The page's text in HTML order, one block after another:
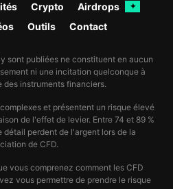
Crypto Airdrops ✦
Outils Contact
sont publiées ne constituent en aucun
ni une incitation quelconque à
des instruments financiers.
et présentent un risque élevé
de l'effet de levier. Entre 74 et 89 %
détail perdent de l'argent lors de la
de CFD.
vous comprenez comment les CFD
vous permettre de prendre le risque